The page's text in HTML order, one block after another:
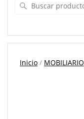
Inicio / MOBILIARIO